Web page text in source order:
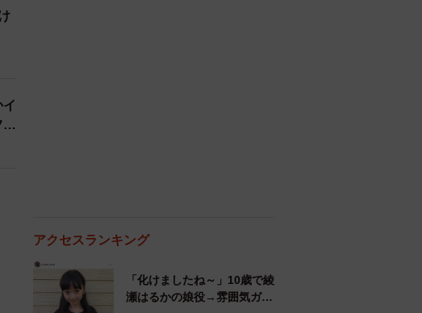
アクセスランキング
「化けましたね～」10歳で綾
瀬はるかの娘役→雰囲気ガラ